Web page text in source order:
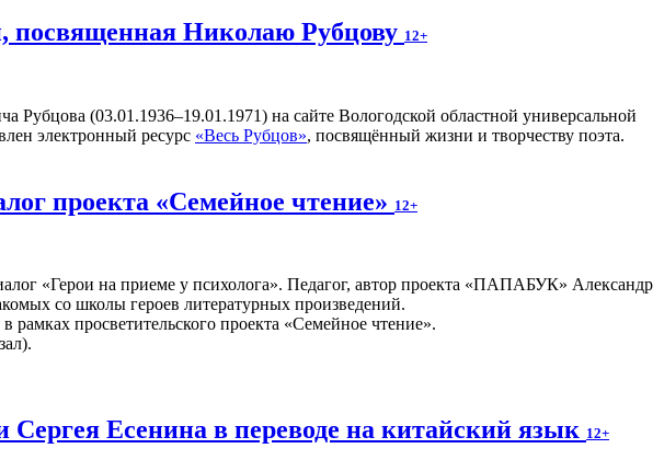
посвященная Николаю Рубцову 12+
(03.01.1936–19.01.1971) на сайте Вологодской областной универсальной
электронный ресурс «Весь Рубцов», посвящённый жизни и творчеству поэта.
проекта «Семейное чтение» 12+
«Герои на приеме у психолога». Педагог, автор проекта «ПАПАБУК» Александр
со школы героев литературных произведений.
в рамках просветительского проекта «Семейное чтение».
Сергея Есенина в переводе на китайский язык 12+